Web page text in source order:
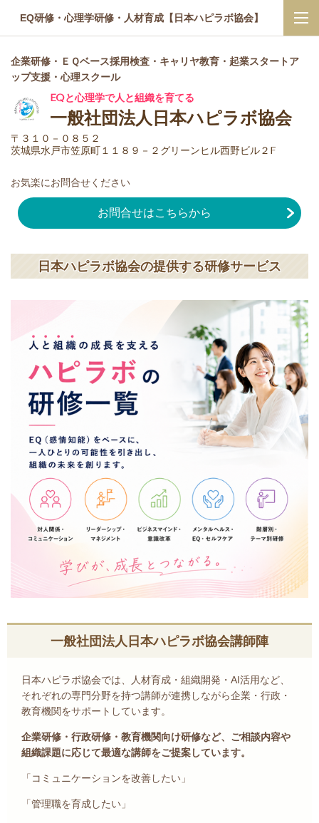
EQ研修・心理学研修・人材育成【日本ハピラボ協会】
企業研修・ＥＱベース採用検査・キャリヤ教育・起業スタートア
ップ支援・心理スクール
EQと心理学で人と組織を育てる
一般社団法人日本ハピラボ協会
〒３１０－０８５２
茨城県水戸市笠原町１１８９－２グリーンヒル西野ビル２F
お気楽にお問合せください
お問合せはこちらから
日本ハピラボ協会の提供する研修サービス
一般社団法人日本ハピラボ協会講師陣
日本ハピラボ協会では、人材育成・組織開発・AI活用など、
それぞれの専門分野を持つ講師が連携しながら企業・行政・
教育機関をサポートしています。
企業研修・行政研修・教育機関向け研修など、ご相談内容や
組織課題に応じて最適な講師をご提案しています。
「コミュニケーションを改善したい」
「管理職を育成したい」